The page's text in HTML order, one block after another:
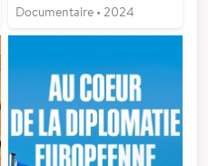
Documentaire • 2024